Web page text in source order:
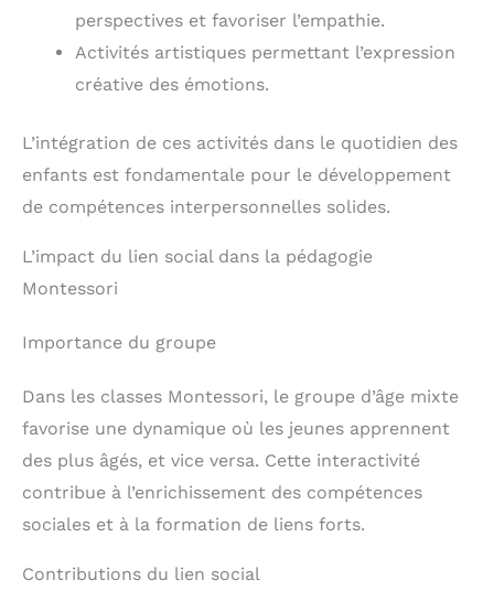
perspectives et favoriser l’empathie.
Activités artistiques permettant l’expression
créative des émotions.
L’intégration de ces activités dans le quotidien des
enfants est fondamentale pour le développement
de compétences interpersonnelles solides.
L’impact du lien social dans la pédagogie
Montessori
Importance du groupe
Dans les classes Montessori, le groupe d’âge mixte
favorise une dynamique où les jeunes apprennent
des plus âgés, et vice versa. Cette interactivité
contribue à l’enrichissement des compétences
sociales et à la formation de liens forts.
Contributions du lien social